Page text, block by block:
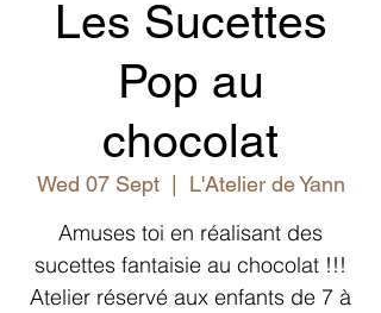
Les Sucettes
Pop au
chocolat
Wed 07 Sept
  |
L'Atelier de Yann
Amuses toi en réalisant des
sucettes fantaisie au chocolat !!!
Atelier réservé aux enfants de 7 à